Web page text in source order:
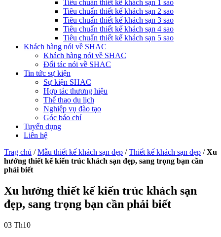
Tiêu chuẩn thiết kế khách sạn 1 sao
Tiêu chuẩn thiết kế khách sạn 2 sao
Tiêu chuẩn thiết kế khách sạn 3 sao
Tiêu chuẩn thiết kế khách sạn 4 sao
Tiêu chuẩn thiết kế khách sạn 5 sao
Khách hàng nói về SHAC
Khách hàng nói về SHAC
Đối tác nói về SHAC
Tin tức sự kiện
Sự kiện SHAC
Hợp tác thương hiệu
Thể thao du lịch
Nghiệp vụ đào tạo
Góc báo chí
Tuyển dụng
Liên hệ
Trag chủ /Mẫu thiết kế khách sạn đẹp /Thiết kế khách sạn đẹp /Xu
hướng thiết kế kiến trúc khách sạn đẹp, sang trọng bạn cần
phải biết
Xu hướng thiết kế kiến trúc khách sạn
đẹp, sang trọng bạn cần phải biết
03 Th10